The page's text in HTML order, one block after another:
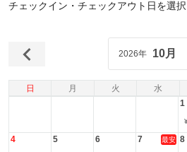
チェックイン・チェックアウト日を選
日 月 火 水
2026年 10月
1
4 5 6 7 最安 8